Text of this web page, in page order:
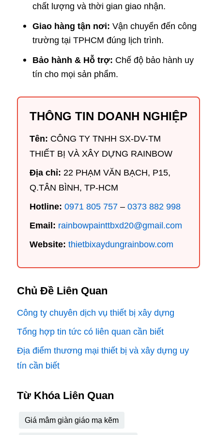
chất lượng và thời gian giao nhận.
Giao hàng tận nơi: Vận chuyển đến công
trường tại TPHCM đúng lịch trình.
Bảo hành & Hỗ trợ: Chế độ bảo hành uy
tín cho mọi sản phẩm.
THÔNG TIN DOANH NGHIỆP
Tên: CÔNG TY TNHH SX-DV-TM
THIẾT BỊ VÀ XÂY DỰNG RAINBOW
Địa chỉ: 22 PHẠM VĂN BẠCH, P15,
Q.TÂN BÌNH, TP-HCM
Hotline: 0971 805 757 – 0373 882 998
Email: rainbowpainttbxd20@gmail.com
Website: thietbixaydungrainbow.com
Chủ Đề Liên Quan
Công ty chuyên dịch vụ thiết bị xây dựng
Tổng hợp tin tức có liên quan cần biết
Địa điểm thương mại thiết bị và xây dựng uy
tín cần biết
Từ Khóa Liên Quan
Giá mâm giàn giáo mạ kẽm